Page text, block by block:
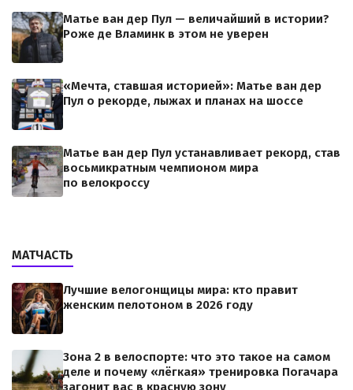
Матье ван дер Пул — величайший в истории?
Роже де Вламинк в этом не уверен
«Мечта, ставшая историей»: Матье ван дер
Пул о рекорде, лыжах и планах на шоссе
Матье ван дер Пул устанавливает рекорд, став
восьмикратным чемпионом мира
по велокроссу
МАТЧАСТЬ
Лучшие велогонщицы мира: кто правит
женским пелотоном в 2026 году
Зона 2 в велоспорте: что это такое на самом
деле и почему «лёгкая» тренировка Погачара
загонит вас в красную зону